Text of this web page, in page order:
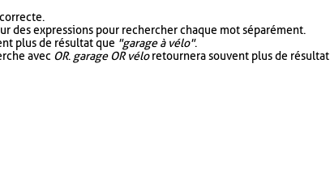
des expressions pour rechercher chaque mot séparément.
plus de résultat que "garage à vélo".
avec OR. garage OR véloretournera souvent plus de résultat